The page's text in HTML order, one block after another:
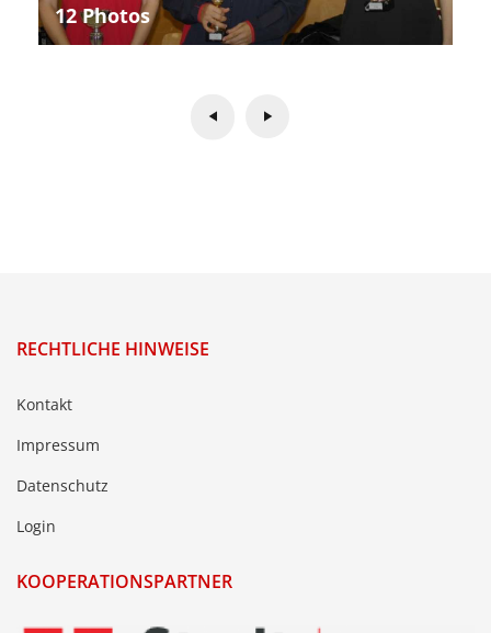
12 Photos
RECHTLICHE HINWEISE
Kontakt
Impressum
Datenschutz
Login
KOOPERATIONSPARTNER